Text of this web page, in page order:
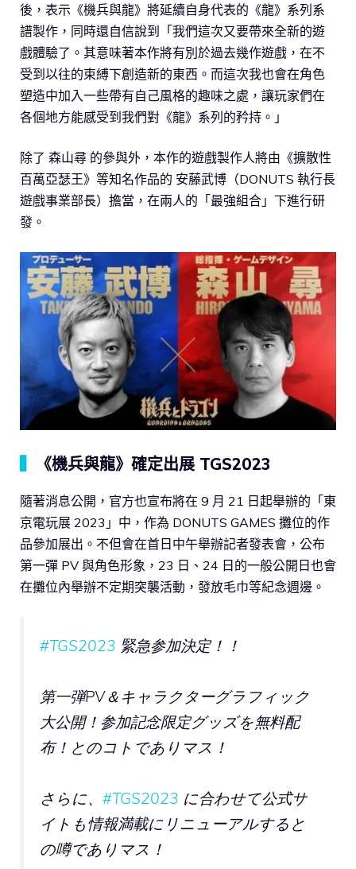
後，表示《機兵與龍》將延續自身代表的《龍》系列系
譜製作，同時還自信說到「我們這次又要帶來全新的遊
戲體驗了。其意味著本作將有別於過去幾作遊戲，在不
受到以往的束縛下創造新的東西。而這次我也會在角色
塑造中加入一些帶有自己風格的趣味之處，讓玩家們在
各個地方能感受到我們對《龍》系列的矜持。」
除了 森山尋 的參與外，本作的遊戲製作人將由《擴散性
百萬亞瑟王》等知名作品的 安藤武博（DONUTS 執行長
遊戲事業部長）擔當，在兩人的「最強組合」下進行研
發。
《機兵與龍》確定出展 TGS2023
隨著消息公開，官方也宣布將在 9 月 21 日起舉辦的「東
京電玩展 2023」中，作為 DONUTS GAMES 攤位的作
品參加展出。不但會在首日中午舉辦記者發表會，公布
第一彈 PV 與角色形象，23 日、24 日的一般公開日也會
在攤位內舉辦不定期突襲活動，發放毛巾等紀念週邊。
#TGS2023 緊急参加決定！！
第一弾PV＆キャラクターグラフィック
大公開！参加記念限定グッズを無料配
布！とのコトでありマス！
さらに、 #TGS2023 に合わせて公式サ
イトも情報満載にリニューアルすると
の噂でありマス！